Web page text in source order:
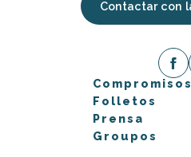
Contactar con
Folletos
Prensa
Groupos